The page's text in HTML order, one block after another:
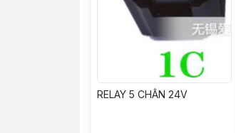
RELAY 5 CHÂN 24V